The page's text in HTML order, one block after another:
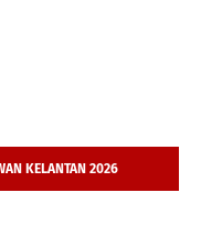
KELANTAN 2026